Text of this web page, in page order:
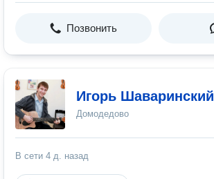
Позвонить
Игорь Шаваринский
Домодедово
В сети 4 д. назад